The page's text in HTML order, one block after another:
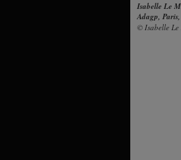
Isabelle Le
Adagp,
© Isabelle Le